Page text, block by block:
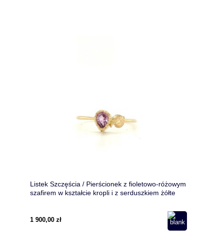
Listek Szczęścia / Pierścionek z fioletowo-różowym
szafirem w kształcie kropli i z serduszkiem żółte
1 900,00 zł